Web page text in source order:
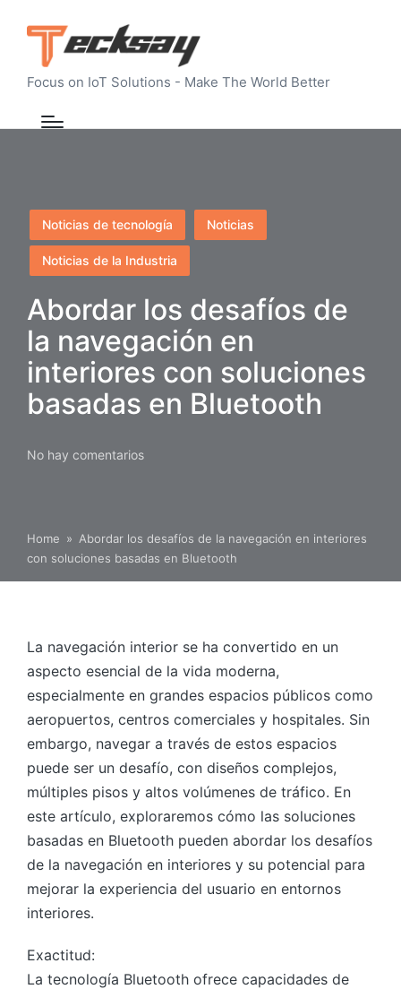
Focus on IoT Solutions - Make The World Better
Publicado
en
Noticias de tecnología Noticias
Noticias de la Industria
Abordar los desafíos de
la navegación en
interiores con soluciones
basadas en Bluetooth
No hay comentarios
Home » Abordar los desafíos de la navegación en interiores
con soluciones basadas en Bluetooth
La navegación interior se ha convertido en un
aspecto esencial de la vida moderna,
especialmente en grandes espacios públicos como
aeropuertos, centros comerciales y hospitales. Sin
embargo, navegar a través de estos espacios
puede ser un desafío, con diseños complejos,
múltiples pisos y altos volúmenes de tráfico. En
este artículo, exploraremos cómo las soluciones
basadas en Bluetooth pueden abordar los desafíos
de la navegación en interiores y su potencial para
mejorar la experiencia del usuario en entornos
interiores.
Exactitud:
La tecnología Bluetooth ofrece capacidades de